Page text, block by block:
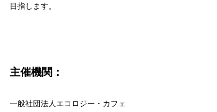
目指します。
主催機関：
一般社団法人エコロジー・カフェ